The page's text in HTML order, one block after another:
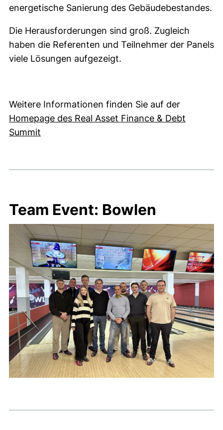
energetische Sanierung des Gebäudebestandes.
Die Herausforderungen sind groß. Zugleich
haben die Referenten und Teilnehmer der Panels
viele Lösungen aufgezeigt.
Weitere Informationen finden Sie auf der
Homepage des Real Asset Finance & Debt
Summit
Team Event: Bowlen